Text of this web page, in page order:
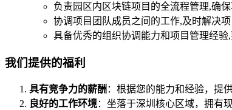
负责园区内区块链项目的全流程管理,确保
协调项目团队成员之间的工作,及时解决项
具备优秀的组织协调能力和项目管理经验
我们提供的福利
具有竞争力的薪酬 ：根据您的能力和经验，提
良好的工作环境：坐落于深圳核心区域，拥有